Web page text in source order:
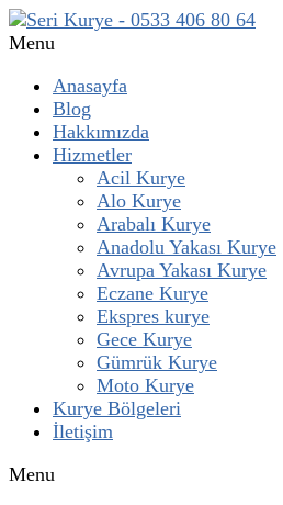
Menu
Anasayfa
Blog
Hakkımızda
Hizmetler
Acil Kurye
Alo Kurye
Arabalı Kurye
Anadolu Yakası Kurye
Avrupa Yakası Kurye
Eczane Kurye
Ekspres kurye
Gece Kurye
Gümrük Kurye
Moto Kurye
Kurye Bölgeleri
İletişim
Menu